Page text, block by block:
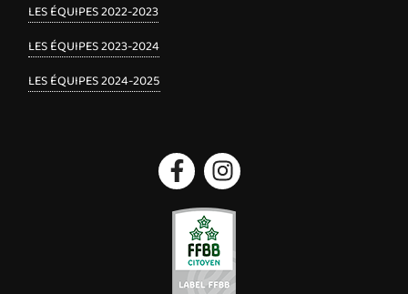
LES ÉQUIPES 2022-2023
LES ÉQUIPES 2023-2024
LES ÉQUIPES 2024-2025
FacebookInstagram